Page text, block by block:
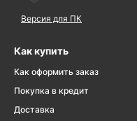
Версия для ПК
Как купить
Как оформить заказ
Покупка в кредит
Доставка